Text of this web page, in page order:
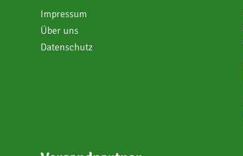
Impressum
Über uns
Datenschutz